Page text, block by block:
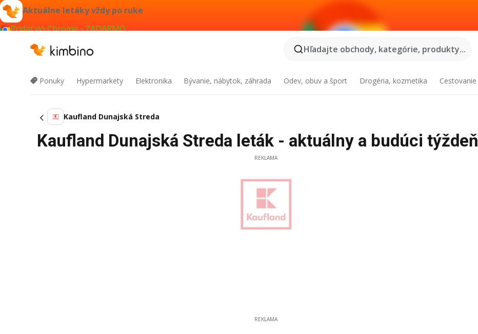
Aktuálne letáky vždy po ruke
Pridať do Chrome - ZADARMO
Hľadajte obchody, kategórie, produkty...
Ponuky Hypermarkety Elektronika Bývanie, nábytok, záhrada Odev, obuv a šport Drogéria, kozmetika Cestovanie
Kaufland Dunajská Streda
Kaufland Dunajská Streda leták - aktuálny a budúci týždeň
REKLAMA
REKLAMA